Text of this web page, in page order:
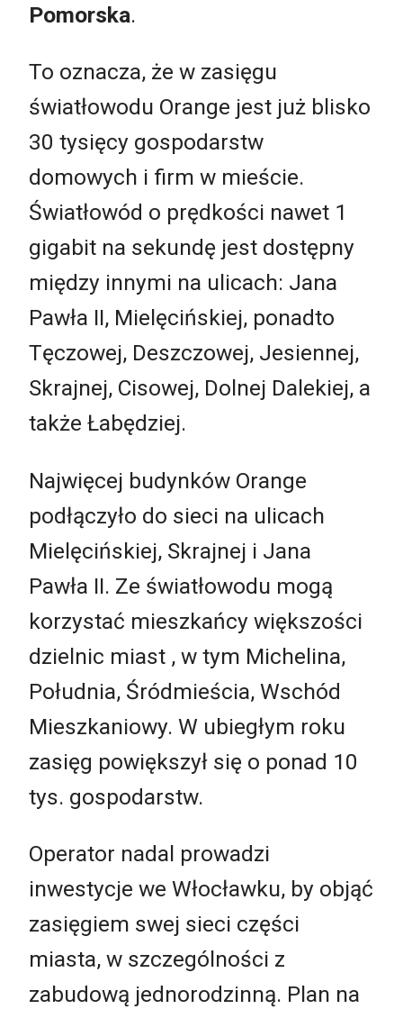
Pomorska.
To oznacza, że w zasięgu
światłowodu Orange jest już blisko
30 tysięcy gospodarstw
domowych i firm w mieście.
Światłowód o prędkości nawet 1
gigabit na sekundę jest dostępny
między innymi na ulicach: Jana
Pawła II, Mielęcińskiej, ponadto
Tęczowej, Deszczowej, Jesiennej,
Skrajnej, Cisowej, Dolnej Dalekiej, a
także Łabędziej.
Najwięcej budynków Orange
podłączyło do sieci na ulicach
Mielęcińskiej, Skrajnej i Jana
Pawła II. Ze światłowodu mogą
korzystać mieszkańcy większości
dzielnic miast , w tym Michelina,
Południa, Śródmieścia, Wschód
Mieszkaniowy. W ubiegłym roku
zasięg powiększył się o ponad 10
tys. gospodarstw.
Operator nadal prowadzi
inwestycje we Włocławku, by objąć
zasięgiem swej sieci części
miasta, w szczególności z
zabudową jednorodzinną. Plan na